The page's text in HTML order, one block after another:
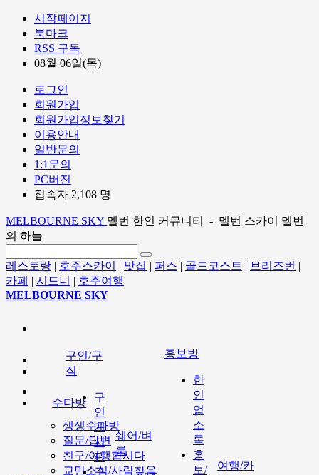
시작페이지
북마크
RSS 구독
08월 06일(목)
로그인
회원가입
회원가입정보찾기
이용안내
일반문의
1:1문의
PC버전
접속자 2,108 명
MELBOURNE SKY 멜번 한인 커뮤니티 - 멜번 스카이 멜번
의 하늘
레스토랑 | 호주스카이 | 맛집 | 퍼스 | 골드코스트 | 브리즈번 |
카페 | 시드니 | 호주여행
MELBOURNE SKY
수다방
생생수다방
질문/답변
친구/여행합시다
교민소식/사람찾음
구인/구
직
구
인
게
시
판
구
쉐어/벼
룩
홍보방
한
인
업
소
록
홍
보/
여행/카